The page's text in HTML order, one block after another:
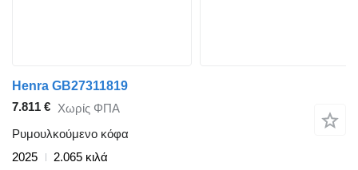
Henra GB27311819
7.811 € Χωρίς ΦΠΑ
Ρυμουλκούμενο κόφα
2025
2.065 κιλά